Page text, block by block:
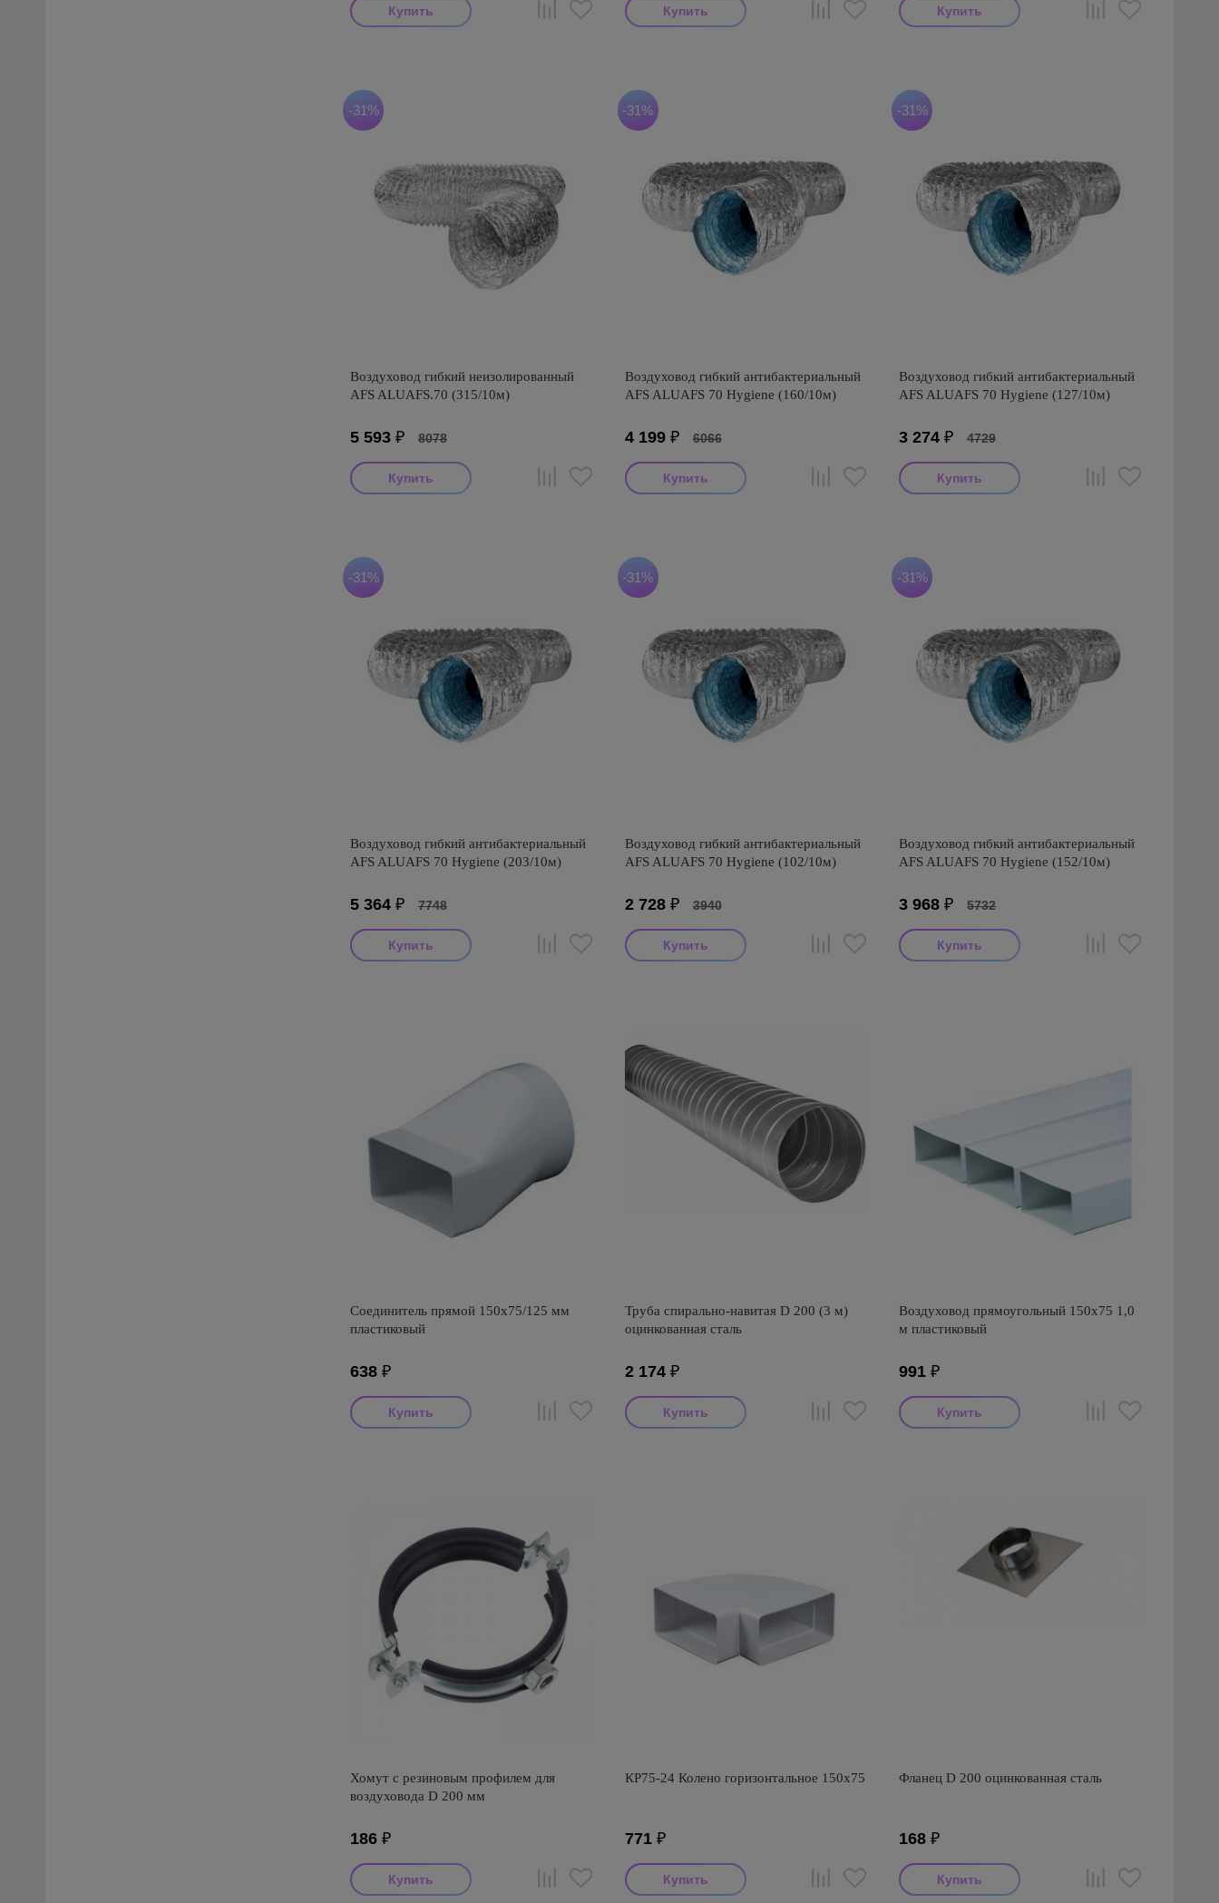
-31%
Воздуховод гибкий неизолированный
AFS ALUAFS.70 (315/10м)
5 593 ₽ 8078
-31%
Воздуховод гибкий антибактериальный
AFS ALUAFS 70 Hygiene (160/10м)
4 199₽ 6066
антибактериальный (Турция)
-31%
Воздуховод гибкий антибактериальный
AFS ALUAFS 70 Hygiene (127/10м)
3 274 ₽ 4729
антибактериальный (Турция)
-31%
Воздуховод гибкий антибактериальный
AFS ALUAFS 70 Hygiene (203/10м)
5 364 ₽ 7748
-31%
Воздуховод гибкий антибактериальный
AFS ALUAFS 70 Hygiene (102/10м)
2 728₽ 3940
-31%
Воздуховод гибкий антибактериальный
AFS ALUAFS 70 Hygiene (152/10м)
3 968 ₽ 5732
Соединитель прямой 150х75/125 мм
пластиковый
638 ₽
Труба спирально-навитая D 200 (3 м)
оцинкованная сталь
2 174₽
Воздуховод прямоугольный 150х75 1,0
м пластиковый
991 ₽
Хомут с резиновым профилем для
воздуховода D 200 мм
186 ₽
КР75-24 Колено горизонтальное 150х75
771₽
Фланец D 200 оцинкованная сталь
168 ₽